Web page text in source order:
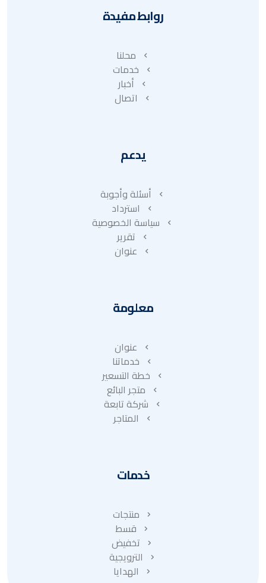
روابط مفيدة
محلنا
خدمات
أخبار
اتصال
يدعم
أسئلة وأجوبة
استرداد
سياسة الخصوصية
تقرير
عنوان
معلومة
عنوان
خدماتنا
خطة التسعير
متجر البائع
شركة تابعة
المتاجر
خدمات
منتجات
قسط
تخفيض
الترويجية
الهدايا